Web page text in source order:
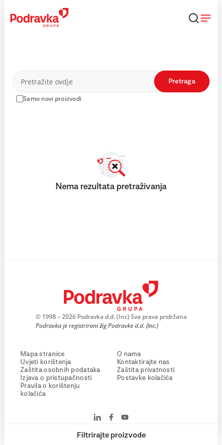
content
Proizvodi
Samo novi proizvodi
Pretraga
Filtrirajte proizvode
Nema rezultata pretraživanja
© 1998 – 2026 Podravka d.d. (Inc) Sva prava pridržana
Podravka je registrirani žig Podravke d.d. (Inc.)
Mapa stranice
Uvjeti korištenja
Zaštita osobnih podataka
Izjava o pristupačnosti
Pravila o korištenju
kolačića
O nama
Kontaktirajte nas
Zaštita privatnosti
Postavke kolačića